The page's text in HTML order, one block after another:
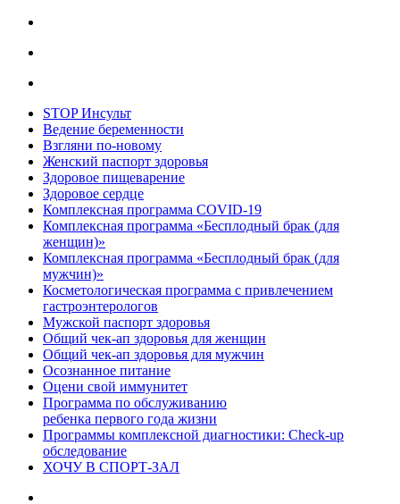
STOP Инсульт
Ведение беременности
Взгляни по-новому
Женский паспорт здоровья
Здоровое пищеварение
Здоровое сердце
Комплексная программа COVID-19
Комплексная программа «Бесплодный брак (для
женщин)»
Комплексная программа «Бесплодный брак (для
мужчин)»
Косметологическая программа с привлечением
гастроэнтерологов
Мужской паспорт здоровья
Общий чек-ап здоровья для женщин
Общий чек-ап здоровья для мужчин
Осознанное питание
Оцени свой иммунитет
Программа по обслуживанию
ребенка первого года жизни
Программы комплексной диагностики: Check-up
обследование
ХОЧУ В CПОРТ-ЗАЛ